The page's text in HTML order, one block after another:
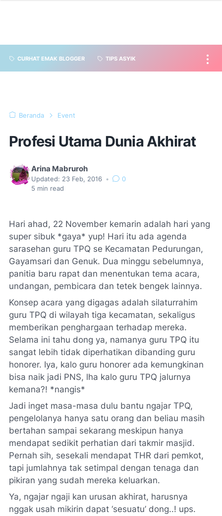
CURHAT EMAK BLOGGER TIPS ASYIK
Beranda Event
Profesi Utama Dunia Akhirat
Arina Mabruroh
Updated: 23 Feb, 2016 •
0
5 min read
Hari ahad, 22 November kemarin adalah hari yang
super sibuk *gaya* yup! Hari itu ada agenda
sarasehan guru TPQ se Kecamatan Pedurungan,
Gayamsari dan Genuk. Dua minggu sebelumnya,
panitia baru rapat dan menentukan tema acara,
undangan, pembicara dan tetek bengek lainnya.
Konsep acara yang digagas adalah silaturrahim
guru TPQ di wilayah tiga kecamatan, sekaligus
memberikan penghargaan terhadap mereka.
Selama ini tahu dong ya, namanya guru TPQ itu
sangat lebih tidak diperhatikan dibanding guru
honorer. Iya, kalo guru honorer ada kemungkinan
bisa naik jadi PNS, lha kalo guru TPQ jalurnya
kemana?! *nangis*
Jadi inget masa-masa dulu bantu ngajar TPQ,
pengelolanya hanya satu orang dan beliau masih
bertahan sampai sekarang meskipun hanya
mendapat sedikit perhatian dari takmir masjid.
Pernah sih, sesekali mendapat THR dari pemkot,
tapi jumlahnya tak setimpal dengan tenaga dan
pikiran yang sudah mereka keluarkan.
Ya, ngajar ngaji kan urusan akhirat, harusnya
nggak usah mikirin dapat ‘sesuatu’ dong..! ups.